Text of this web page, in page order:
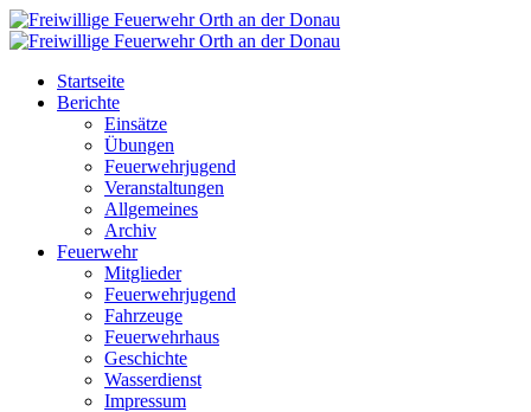
Startseite
Berichte
Einsätze
Übungen
Feuerwehrjugend
Veranstaltungen
Allgemeines
Archiv
Feuerwehr
Mitglieder
Feuerwehrjugend
Fahrzeuge
Feuerwehrhaus
Geschichte
Wasserdienst
Impressum